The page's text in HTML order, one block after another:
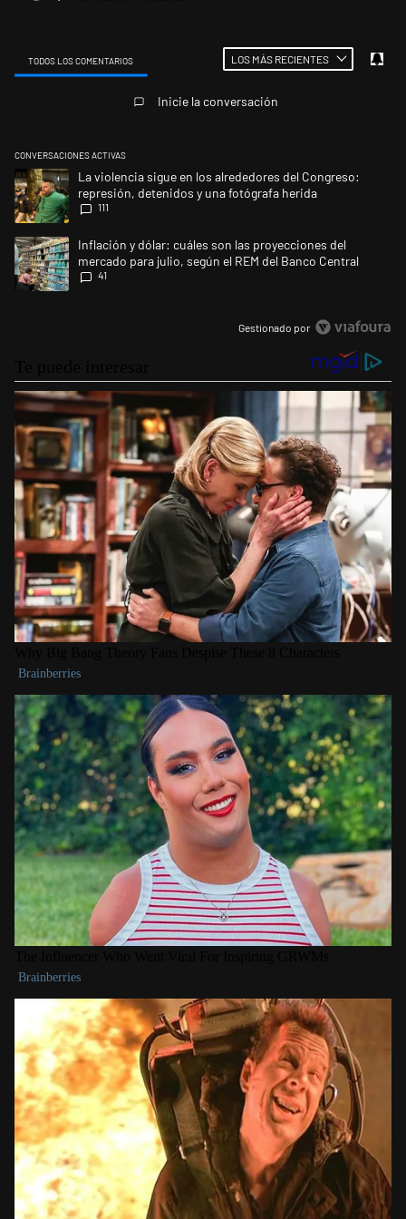
TODOS LOS COMENTARIOS LOS MÁS RECIENTES
Inicie la conversación
CONVERSACIONES ACTIVAS
Este listado muestra los artículos con más comentarios en los últimos
Un artículo de tendencia con el título "La violencia sigue en los
La violencia sigue en los alrededores del Congreso:
represión, detenidos y una fotógrafa herida
111
Un artículo de tendencia con el título "Inflación y dólar: cuáles son las
Inflación y dólar: cuáles son las proyecciones del
mercado para julio, según el REM del Banco Central
41
Gestionado por